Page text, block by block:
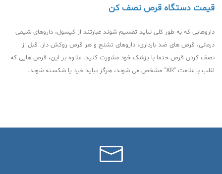
قیمت دستگاه قرص نصف کن
داروهایی که به طور کلی نباید تقسیم شوند عبارتند از کپسول، داروهای شیمی
درمانی، قرص های ضد بارداری، داروهای تشنج و هر قرص روکش دار. قبل از
نصف کردن قرص حتما با پزشک خود مشورت کنید. علاوه بر این، قرص هایی که
اغلب با علامت "XR" مشخص می شوند، هرگز نباید خرد یا شکسته شوند.